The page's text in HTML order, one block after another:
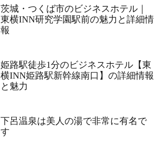
茨城・つくば市のビジネスホテル｜
東横INN研究学園駅前の魅力と詳細情
報
姫路駅徒歩1分のビジネスホテル【東
横INN姫路駅新幹線南口】の詳細情報
と魅力
下呂温泉は美人の湯で非常に有名で
す